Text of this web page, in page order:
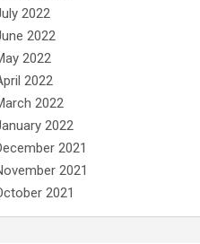
2022
2022
2022
2022
2022
2022
2021
2021
2021